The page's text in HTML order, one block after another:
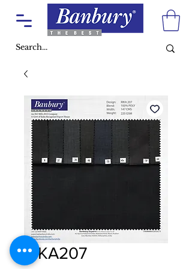
MKA207